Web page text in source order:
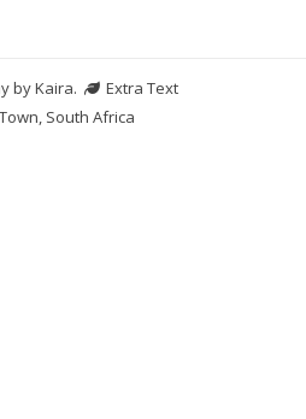
byKaira.
Extra Text
South Africa